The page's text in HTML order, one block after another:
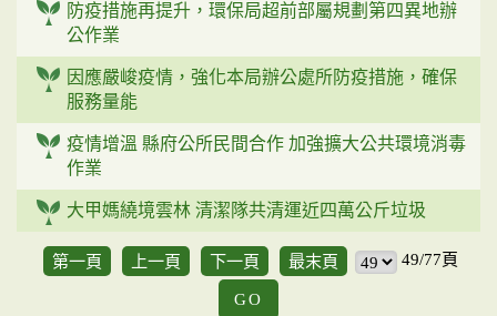
防疫措施再提升，環保局超前部屬規劃第四異地辦
公作業
因應嚴峻疫情，強化本局辦公處所防疫措施，確保
服務量能
疫情增溫 縣府公所民間合作 加強擴大公共環境消毒
作業
大甲媽繞境雲林 清潔隊共清運近四萬公斤垃圾
第一頁 上一頁 下一頁 最末頁
49/77頁
GO